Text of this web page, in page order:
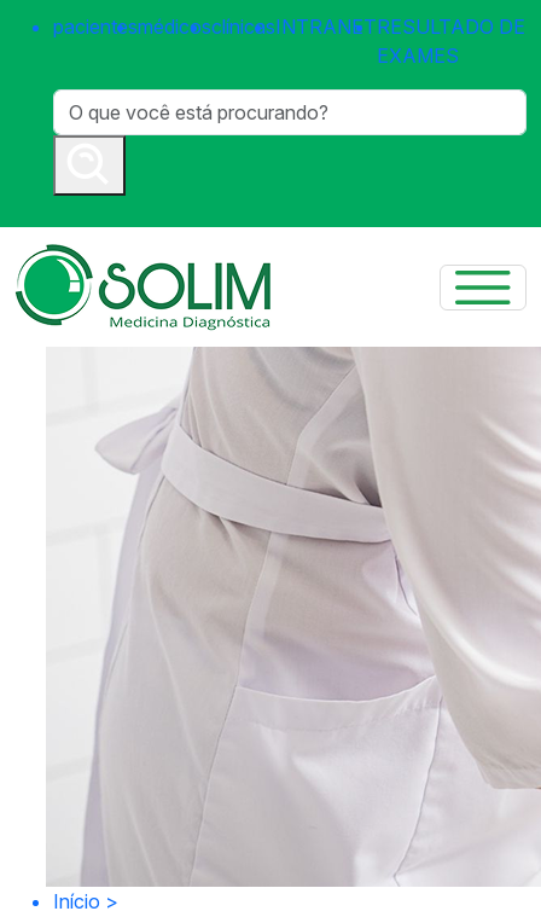
pacientesmédicosclínicasINTRANETRESULTADO DE
EXAMES
Início >